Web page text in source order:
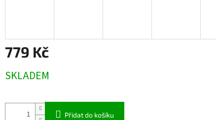
779 Kč
cena:
SKLADEM
Přidat do košíku